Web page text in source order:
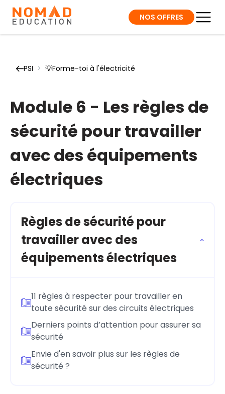
NOS OFFRES
PSI > 💡Forme-toi à l'électricité
Module 6 - Les règles de
sécurité pour travailler
avec des équipements
électriques
Règles de sécurité pour
travailler avec des
équipements électriques
11 règles à respecter pour travailler en
toute sécurité sur des circuits électriques
Derniers points d’attention pour assurer sa
sécurité
Envie d'en savoir plus sur les règles de
sécurité ?